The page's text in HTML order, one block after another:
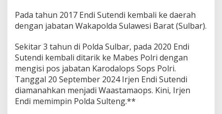
Pada tahun 2017 Endi Sutendi kembali ke daerah
dengan jabatan Wakapolda Sulawesi Barat (Sulbar).
Sekitar 3 tahun di Polda Sulbar, pada 2020 Endi
Sutendi kembali ditarik ke Mabes Polri dengan
mengisi pos jabatan Karodalops Sops Polri.
Tanggal 20 September 2024 Irjen Endi Sutendi
diamanahkan menjadi Waastamaops. Kini, Irjen
Endi memimpin Polda Sulteng.**